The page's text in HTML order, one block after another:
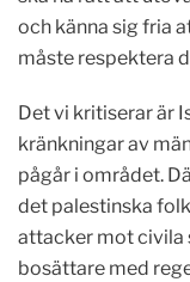
och känna sig fria
måste respektera
Det vi kritiserar är
kränkningar av
pågår i området.
det palestinska
attacker mot civila
bosättare med